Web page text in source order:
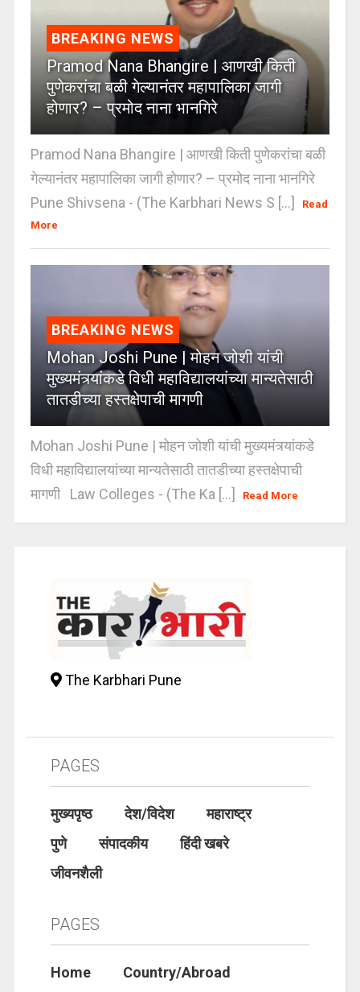
BREAKING NEWS
Pramod Nana Bhangire | आणखी किती
पुणेकरांचा बळी गेल्यानंतर महापालिका जागी
होणार? – प्रमोद नाना भानगिरे
Pramod Nana Bhangire | आणखी किती पुणेकरांचा बळी
गेल्यानंतर महापालिका जागी होणार? – प्रमोद नाना भानगिरे
Pune Shivsena - (The Karbhari News S [...]
Read
More
BREAKING NEWS
Mohan Joshi Pune | मोहन जोशी यांची
मुख्यमंत्र्यांकडे विधी महाविद्यालयांच्या मान्यतेसाठी
तातडीच्या हस्तक्षेपाची मागणी
Mohan Joshi Pune | मोहन जोशी यांची मुख्यमंत्र्यांकडे
विधी महाविद्यालयांच्या मान्यतेसाठी तातडीच्या हस्तक्षेपाची
मागणी Law Colleges - (The Ka [...]
Read More
The Karbhari Pune
PAGES
मुख्यपृष्ठ देश/विदेश
महाराष्ट्र
पुणे
संपादकीय
हिंदी खबरे
जीवनशैली
PAGES
Home Country/Abroad